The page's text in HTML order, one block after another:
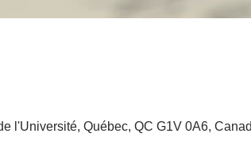
l'Université, Québec, QC G1V 0A6,